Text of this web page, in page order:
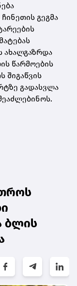
გეგმა
ახალგაზრდა
წარმოების
შიგაწვის
გადასვლა
ბლის